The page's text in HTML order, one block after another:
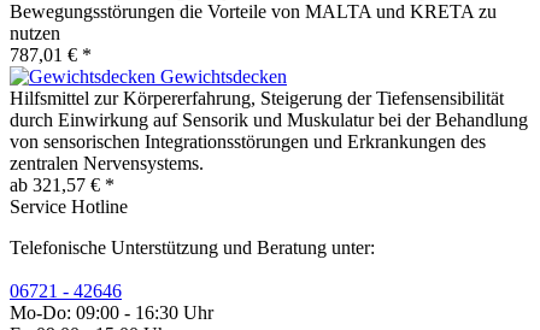
Bewegungsstörungen die Vorteile von MALTA und KRETA zu
nutzen
787,01 € *
Gewichtsdecken
Hilfsmittel zur Körpererfahrung, Steigerung der Tiefensensibilität
durch Einwirkung auf Sensorik und Muskulatur bei der Behandlung
von sensorischen Integrationsstörungen und Erkrankungen des
zentralen Nervensystems.
ab 321,57 € *
Service Hotline
Telefonische Unterstützung und Beratung unter:
06721 - 42646
Mo-Do: 09:00 - 16:30 Uhr